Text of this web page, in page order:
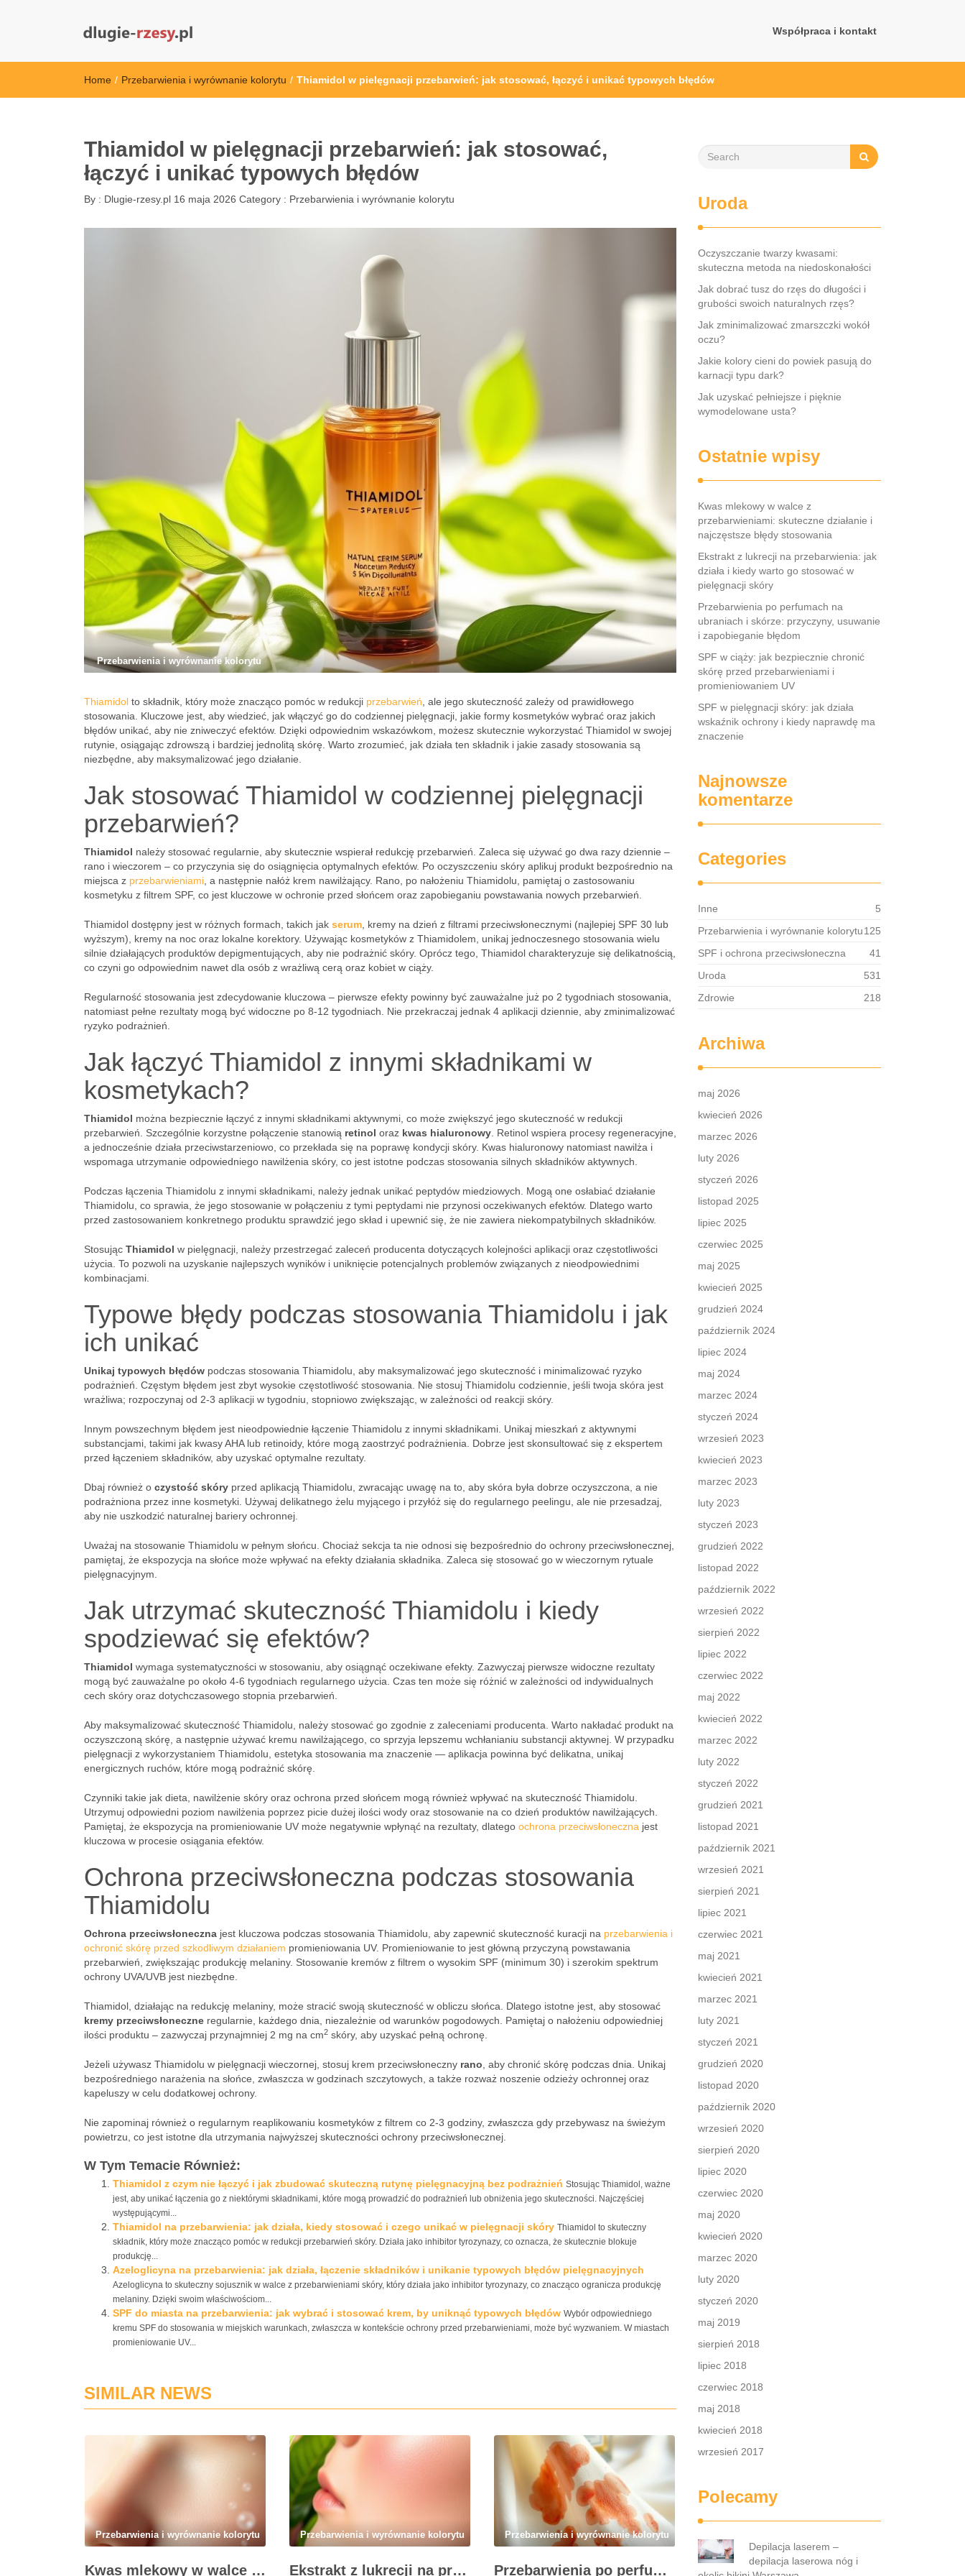
Współpraca i kontakt
Home / Przebarwienia i wyrównanie kolorytu / Thiamidol w pielęgnacji przebarwień: jak stosować, łączyć i unikać typowych błędów
Thiamidol w pielęgnacji przebarwień: jak stosować,
łączyć i unikać typowych błędów
By : Dlugie-rzesy.pl 16 maja 2026 Category : Przebarwienia i wyrównanie kolorytu
Przebarwienia i wyrównanie kolorytu
Thiamidol to składnik, który może znacząco pomóc w redukcji przebarwień , ale jego skuteczność zależy od prawidłowego
stosowania. Kluczowe jest, aby wiedzieć, jak włączyć go do codziennej pielęgnacji, jakie formy kosmetyków wybrać oraz jakich
błędów unikać, aby nie zniweczyć efektów. Dzięki odpowiednim wskazówkom, możesz skutecznie wykorzystać Thiamidol w swojej
rutynie, osiągając zdrowszą i bardziej jednolitą skórę. Warto zrozumieć, jak działa ten składnik i jakie zasady stosowania są
niezbędne, aby maksymalizować jego działanie.
Jak stosować Thiamidol w codziennej pielęgnacji
przebarwień?
Thiamidol należy stosować regularnie, aby skutecznie wspierał redukcję przebarwień. Zaleca się używać go dwa razy dziennie –
rano i wieczorem – co przyczynia się do osiągnięcia optymalnych efektów. Po oczyszczeniu skóry aplikuj produkt bezpośrednio na
miejsca z przebarwieniami , a następnie nałóż krem nawilżający. Rano, po nałożeniu Thiamidolu, pamiętaj o zastosowaniu
kosmetyku z filtrem SPF, co jest kluczowe w ochronie przed słońcem oraz zapobieganiu powstawania nowych przebarwień.
Thiamidol dostępny jest w różnych formach, takich jak serum , kremy na dzień z filtrami przeciwsłonecznymi (najlepiej SPF 30 lub
wyższym), kremy na noc oraz lokalne korektory. Używając kosmetyków z Thiamidolem, unikaj jednoczesnego stosowania wielu
silnie działających produktów depigmentujących, aby nie podrażnić skóry. Oprócz tego, Thiamidol charakteryzuje się delikatnością,
co czyni go odpowiednim nawet dla osób z wrażliwą cerą oraz kobiet w ciąży.
Regularność stosowania jest zdecydowanie kluczowa – pierwsze efekty powinny być zauważalne już po 2 tygodniach stosowania,
natomiast pełne rezultaty mogą być widoczne po 8-12 tygodniach. Nie przekraczaj jednak 4 aplikacji dziennie, aby zminimalizować
ryzyko podrażnień.
Jak łączyć Thiamidol z innymi składnikami w
kosmetykach?
Thiamidol można bezpiecznie łączyć z innymi składnikami aktywnymi, co może zwiększyć jego skuteczność w redukcji
przebarwień. Szczególnie korzystne połączenie stanowią retinol oraz kwas hialuronowy . Retinol wspiera procesy regeneracyjne,
a jednocześnie działa przeciwstarzeniowo, co przekłada się na poprawę kondycji skóry. Kwas hialuronowy natomiast nawilża i
wspomaga utrzymanie odpowiedniego nawilżenia skóry, co jest istotne podczas stosowania silnych składników aktywnych.
Podczas łączenia Thiamidolu z innymi składnikami, należy jednak unikać peptydów miedziowych. Mogą one osłabiać działanie
Thiamidolu, co sprawia, że jego stosowanie w połączeniu z tymi peptydami nie przynosi oczekiwanych efektów. Dlatego warto
przed zastosowaniem konkretnego produktu sprawdzić jego skład i upewnić się, że nie zawiera niekompatybilnych składników.
Stosując Thiamidol w pielęgnacji, należy przestrzegać zaleceń producenta dotyczących kolejności aplikacji oraz częstotliwości
użycia. To pozwoli na uzyskanie najlepszych wyników i uniknięcie potencjalnych problemów związanych z nieodpowiednimi
kombinacjami.
Typowe błędy podczas stosowania Thiamidolu i jak
ich unikać
Unikaj typowych błędów podczas stosowania Thiamidolu, aby maksymalizować jego skuteczność i minimalizować ryzyko
podrażnień. Częstym błędem jest zbyt wysokie częstotliwość stosowania. Nie stosuj Thiamidolu codziennie, jeśli twoja skóra jest
wrażliwa; rozpoczynaj od 2-3 aplikacji w tygodniu, stopniowo zwiększając, w zależności od reakcji skóry.
Innym powszechnym błędem jest nieodpowiednie łączenie Thiamidolu z innymi składnikami. Unikaj mieszkań z aktywnymi
substancjami, takimi jak kwasy AHA lub retinoidy, które mogą zaostrzyć podrażnienia. Dobrze jest skonsultować się z ekspertem
przed łączeniem składników, aby uzyskać optymalne rezultaty.
Dbaj również o czystość skóry przed aplikacją Thiamidolu, zwracając uwagę na to, aby skóra była dobrze oczyszczona, a nie
podrażniona przez inne kosmetyki. Używaj delikatnego żelu myjącego i przyłóż się do regularnego peelingu, ale nie przesadzaj,
aby nie uszkodzić naturalnej bariery ochronnej.
Uważaj na stosowanie Thiamidolu w pełnym słońcu. Chociaż sekcja ta nie odnosi się bezpośrednio do ochrony przeciwsłonecznej,
pamiętaj, że ekspozycja na słońce może wpływać na efekty działania składnika. Zaleca się stosować go w wieczornym rytuale
pielęgnacyjnym.
Jak utrzymać skuteczność Thiamidolu i kiedy
spodziewać się efektów?
Thiamidol wymaga systematyczności w stosowaniu, aby osiągnąć oczekiwane efekty. Zazwyczaj pierwsze widoczne rezultaty
mogą być zauważalne po około 4-6 tygodniach regularnego użycia. Czas ten może się różnić w zależności od indywidualnych
cech skóry oraz dotychczasowego stopnia przebarwień.
Aby maksymalizować skuteczność Thiamidolu, należy stosować go zgodnie z zaleceniami producenta. Warto nakładać produkt na
oczyszczoną skórę, a następnie używać kremu nawilżającego, co sprzyja lepszemu wchłanianiu substancji aktywnej. W przypadku
pielęgnacji z wykorzystaniem Thiamidolu, estetyka stosowania ma znaczenie — aplikacja powinna być delikatna, unikaj
energicznych ruchów, które mogą podrażnić skórę.
Czynniki takie jak dieta, nawilżenie skóry oraz ochrona przed słońcem mogą również wpływać na skuteczność Thiamidolu.
Utrzymuj odpowiedni poziom nawilżenia poprzez picie dużej ilości wody oraz stosowanie na co dzień produktów nawilżających.
Pamiętaj, że ekspozycja na promieniowanie UV może negatywnie wpłynąć na rezultaty, dlatego ochrona przeciwsłoneczna jest
kluczowa w procesie osiągania efektów.
Ochrona przeciwsłoneczna podczas stosowania
Thiamidolu
Ochrona przeciwsłoneczna jest kluczowa podczas stosowania Thiamidolu, aby zapewnić skuteczność kuracji na przebarwienia i
ochronić skórę przed szkodliwym działaniem promieniowania UV. Promieniowanie to jest główną przyczyną powstawania
przebarwień, zwiększając produkcję melaniny. Stosowanie kremów z filtrem o wysokim SPF (minimum 30) i szerokim spektrum
ochrony UVA/UVB jest niezbędne.
Thiamidol, działając na redukcję melaniny, może stracić swoją skuteczność w obliczu słońca. Dlatego istotne jest, aby stosować
kremy przeciwsłoneczne regularnie, każdego dnia, niezależnie od warunków pogodowych. Pamiętaj o nałożeniu odpowiedniej
ilości produktu – zazwyczaj przynajmniej 2 mg na cm2 skóry, aby uzyskać pełną ochronę.
Jeżeli używasz Thiamidolu w pielęgnacji wieczornej, stosuj krem przeciwsłoneczny rano , aby chronić skórę podczas dnia. Unikaj
bezpośredniego narażenia na słońce, zwłaszcza w godzinach szczytowych, a także rozważ noszenie odzieży ochronnej oraz
kapeluszy w celu dodatkowej ochrony.
Nie zapominaj również o regularnym reaplikowaniu kosmetyków z filtrem co 2-3 godziny, zwłaszcza gdy przebywasz na świeżym
powietrzu, co jest istotne dla utrzymania najwyższej skuteczności ochrony przeciwsłonecznej.
W Tym Temacie Również:
Thiamidol z czym nie łączyć i jak zbudować skuteczną rutynę pielęgnacyjną bez podrażnień Stosując Thiamidol, ważne
jest, aby unikać łączenia go z niektórymi składnikami, które mogą prowadzić do podrażnień lub obniżenia jego skuteczności. Najczęściej
występującymi...
Thiamidol na przebarwienia: jak działa, kiedy stosować i czego unikać w pielęgnacji skóry Thiamidol to skuteczny
składnik, który może znacząco pomóc w redukcji przebarwień skóry. Działa jako inhibitor tyrozynazy, co oznacza, że skutecznie blokuje
produkcję...
Azeloglicyna na przebarwienia: jak działa, łączenie składników i unikanie typowych błędów pielęgnacyjnych
Azeloglicyna to skuteczny sojusznik w walce z przebarwieniami skóry, który działa jako inhibitor tyrozynazy, co znacząco ogranicza produkcję
melaniny. Dzięki swoim właściwościom...
SPF do miasta na przebarwienia: jak wybrać i stosować krem, by uniknąć typowych błędów Wybór odpowiedniego
kremu SPF do stosowania w miejskich warunkach, zwłaszcza w kontekście ochrony przed przebarwieniami, może być wyzwaniem. W miastach
promieniowanie UV...
SIMILAR NEWS
Przebarwienia i wyrównanie kolorytu
Kwas mlekowy w walce z przebarwieniami: skuteczne działanie i najczęstsze błędy stosowania
Przebarwienia i wyrównanie kolorytu
Ekstrakt z lukrecji na przebarwienia: jak działa i kiedy warto go stosować w pielęgnacji skóry
Przebarwienia i wyrównanie kolorytu
Przebarwienia po perfumach na ubraniach i skórze: przyczyny, usuwanie i zapobieganie błędom
Uroda
Oczyszczanie twarzy kwasami:
skuteczna metoda na niedoskonałości
Jak dobrać tusz do rzęs do długości i
grubości swoich naturalnych rzęs?
Jak zminimalizować zmarszczki wokół
oczu?
Jakie kolory cieni do powiek pasują do
karnacji typu dark?
Jak uzyskać pełniejsze i pięknie
wymodelowane usta?
Ostatnie wpisy
Kwas mlekowy w walce z
przebarwieniami: skuteczne działanie i
najczęstsze błędy stosowania
Ekstrakt z lukrecji na przebarwienia: jak
działa i kiedy warto go stosować w
pielęgnacji skóry
Przebarwienia po perfumach na
ubraniach i skórze: przyczyny, usuwanie
i zapobieganie błędom
SPF w ciąży: jak bezpiecznie chronić
skórę przed przebarwieniami i
promieniowaniem UV
SPF w pielęgnacji skóry: jak działa
wskaźnik ochrony i kiedy naprawdę ma
znaczenie
Najnowsze
komentarze
Categories
Inne
5
Przebarwienia i wyrównanie kolorytu125
SPF i ochrona przeciwsłoneczna
41
Uroda
531
Zdrowie
218
Archiwa
maj 2026
kwiecień 2026
marzec 2026
luty 2026
styczeń 2026
listopad 2025
lipiec 2025
czerwiec 2025
maj 2025
kwiecień 2025
grudzień 2024
październik 2024
lipiec 2024
maj 2024
marzec 2024
styczeń 2024
wrzesień 2023
kwiecień 2023
marzec 2023
luty 2023
styczeń 2023
grudzień 2022
listopad 2022
październik 2022
wrzesień 2022
sierpień 2022
lipiec 2022
czerwiec 2022
maj 2022
kwiecień 2022
marzec 2022
luty 2022
styczeń 2022
grudzień 2021
listopad 2021
październik 2021
wrzesień 2021
sierpień 2021
lipiec 2021
czerwiec 2021
maj 2021
kwiecień 2021
marzec 2021
luty 2021
styczeń 2021
grudzień 2020
listopad 2020
październik 2020
wrzesień 2020
sierpień 2020
lipiec 2020
czerwiec 2020
maj 2020
kwiecień 2020
marzec 2020
luty 2020
styczeń 2020
maj 2019
sierpień 2018
lipiec 2018
czerwiec 2018
maj 2018
kwiecień 2018
wrzesień 2017
Polecamy
Depilacja laserem –
depilacja laserowa nóg i